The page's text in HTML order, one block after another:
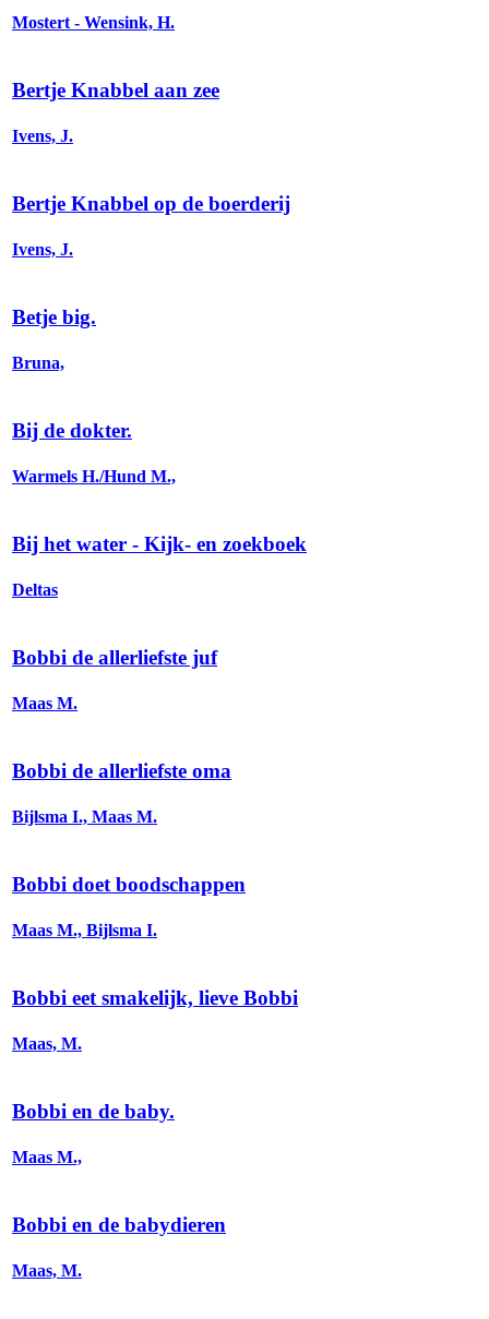
Mostert - Wensink, H.
Bertje Knabbel aan zee
Ivens, J.
Bertje Knabbel op de boerderij
Ivens, J.
Betje big.
Bruna,
Bij de dokter.
Warmels H./Hund M.,
Bij het water - Kijk- en zoekboek
Deltas
Bobbi de allerliefste juf
Maas M.
Bobbi de allerliefste oma
Bijlsma I., Maas M.
Bobbi doet boodschappen
Maas M., Bijlsma I.
Bobbi eet smakelijk, lieve Bobbi
Maas, M.
Bobbi en de baby.
Maas M.,
Bobbi en de babydieren
Maas, M.